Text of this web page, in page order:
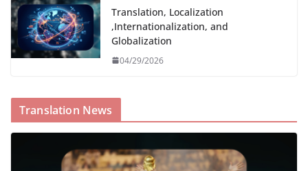
Translation, Localization
,Internationalization, and
Globalization
04/29/2026
Translation News